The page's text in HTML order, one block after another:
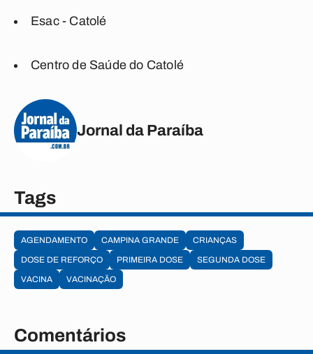
Esac - Catolé
Centro de Saúde do Catolé
Jornal da Paraíba
Tags
AGENDAMENTO CAMPINA GRANDE
CRIANÇAS
DOSE DE REFORÇO
PRIMEIRA DOSE
SEGUNDA DOSE
VACINA
VACINAÇÃO
Comentários